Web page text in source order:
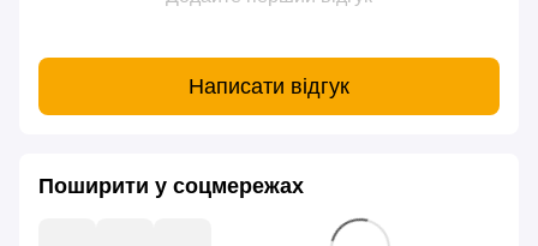
Написати відгук
Поширити у соцмережах